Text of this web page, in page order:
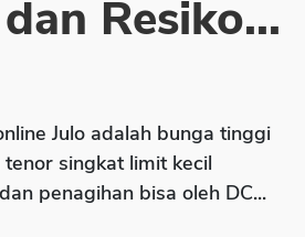
Resiko...
Julo adalah bunga tinggi
singkat limit kecil
penagihan bisa oleh DC...